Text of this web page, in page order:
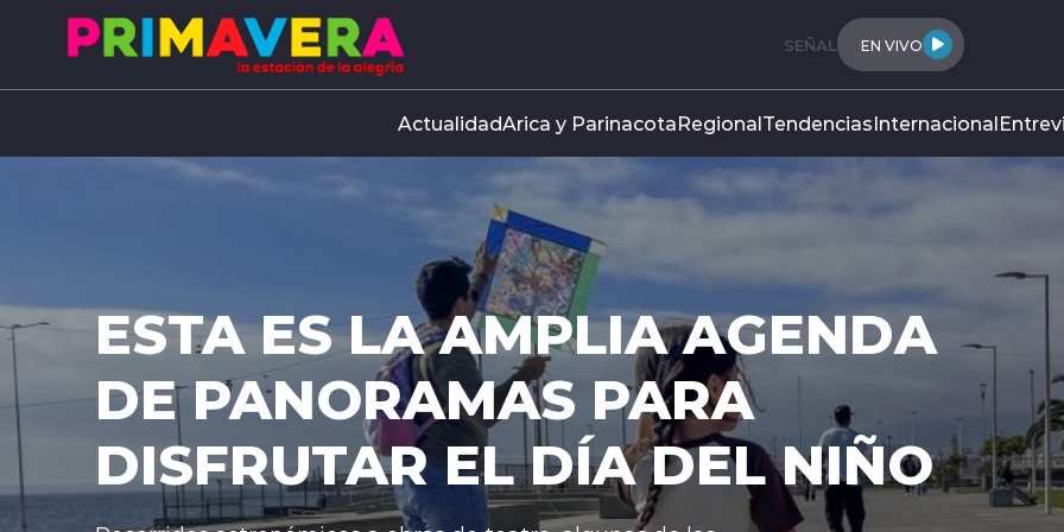
SEÑAL EN VIVO
ActualidadArica y ParinacotaRegionalTendenciasInternacional
ES LA AMPLIA AGENDA
PANORAMAS PARA
EL DÍA DEL NIÑO